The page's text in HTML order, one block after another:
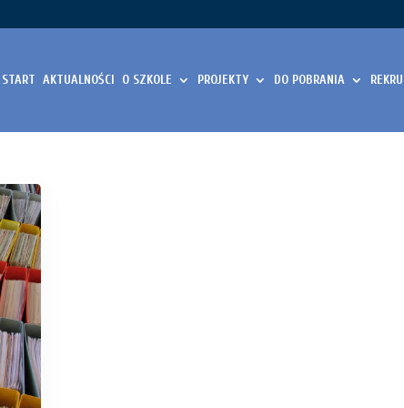
START AKTUALNOŚCI O SZKOLE PROJEKTY DO POBRANIA